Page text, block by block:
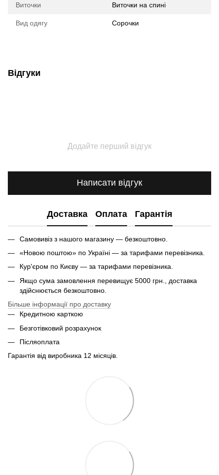
Виточки Виточки на спині
Вид одягу Сорочки
Відгуки
Додайте перший відгук
Написати відгук
Доставка Оплата Гарантія
Самовивіз з нашого магазину — безкоштовно.
«Новою поштою» по Україні — за тарифами перевізника.
Кур'єром по Києву — за тарифами перевізника.
Якщо сума замовлення перевищує 5000 грн., доставка
здійснюється безкоштовно.
Більше інформації про доставку
Кредитною карткою
Безготівковий розрахунок
Післяоплата
Гарантія від виробника 12 місяців.